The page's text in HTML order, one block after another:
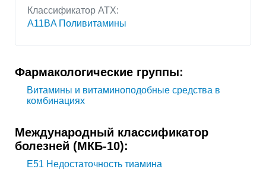
Классификатор АТХ:
A11BA Поливитамины
Фармакологические группы:
Витамины и витаминоподобные средства в
комбинациях
Международный классификатор
болезней (МКБ-10):
E51 Недостаточность тиамина